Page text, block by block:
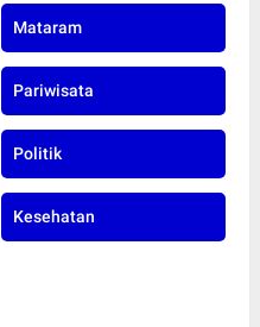
Mataram
Pariwisata
Politik
Kesehatan